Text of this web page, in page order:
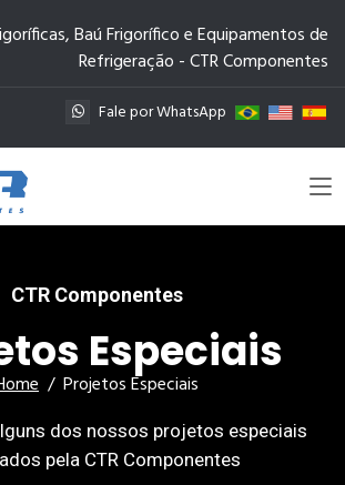
Baú Frigorífico e Equipamentos de
Refrigeração - CTR Componentes
Fale por WhatsApp
CTR Componentes
Especiais
Projetos Especiais
dos nossos projetos especiais
pela CTR Componentes